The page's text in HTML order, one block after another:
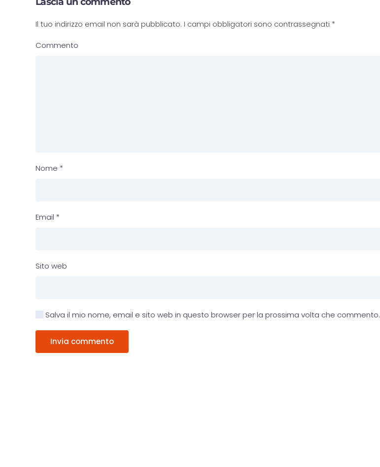
Il tuo indirizzo email non sarà pubblicato. I campi obbligatori sono contrassegnati *
Commento
Nome *
Email *
Sito web
Salva il mio nome, email e sito web in questo browser per la prossima volta che commento.
Invia commento